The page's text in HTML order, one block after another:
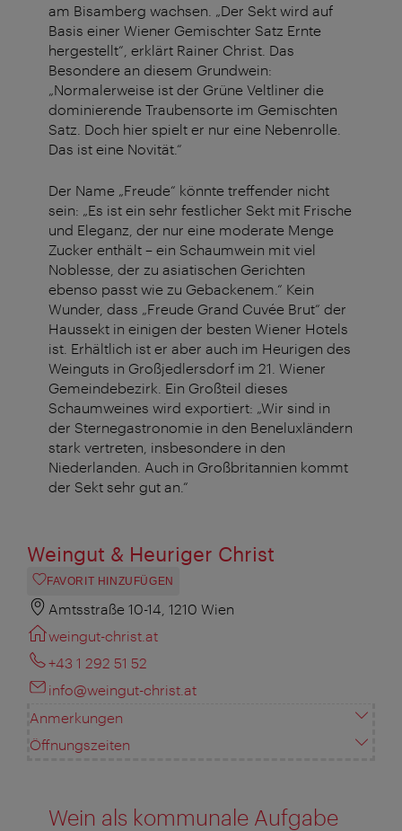
am Bisamberg wachsen. „Der Sekt wird auf
Basis einer Wiener Gemischter Satz Ernte
hergestellt“, erklärt Rainer Christ. Das
Besondere an diesem Grundwein:
„Normalerweise ist der Grüne Veltliner die
dominierende Traubensorte im Gemischten
Satz. Doch hier spielt er nur eine Nebenrolle.
Das ist eine Novität.“
Der Name „Freude“ könnte treffender nicht
sein: „Es ist ein sehr festlicher Sekt mit Frische
und Eleganz, der nur eine moderate Menge
Zucker enthält – ein Schaumwein mit viel
Noblesse, der zu asiatischen Gerichten
ebenso passt wie zu Gebackenem.“ Kein
Wunder, dass „Freude Grand Cuvée Brut“ der
Haussekt in einigen der besten Wiener Hotels
ist. Erhältlich ist er aber auch im Heurigen des
Weinguts in Großjedlersdorf im 21. Wiener
Gemeindebezirk. Ein Großteil dieses
Schaumweines wird exportiert: „Wir sind in
der Sternegastronomie in den Beneluxländern
stark vertreten, insbesondere in den
Niederlanden. Auch in Großbritannien kommt
der Sekt sehr gut an.“
Weingut & Heuriger Christ
FAVORIT HINZUFÜGEN
Amtsstraße 10-14, 1210 Wien
weingut-christ.at
+43 1 292 51 52
info@weingut-christ.at
Anmerkungen
Öffnungszeiten
Wein als kommunale Aufgabe